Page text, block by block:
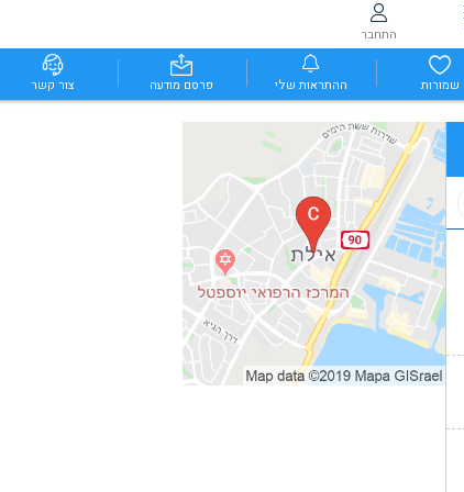
התחבר
שמורות ההתראות שלי פרסם מודעה צור קשר